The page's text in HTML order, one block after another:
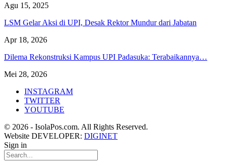
Agu 15, 2025
LSM Gelar Aksi di UPI, Desak Rektor Mundur dari Jabatan
Apr 18, 2026
Dilema Rekonstruksi Kampus UPI Padasuka: Terabaikannya…
Mei 28, 2026
INSTAGRAM
TWITTER
YOUTUBE
© 2026 - IsolaPos.com. All Rights Reserved.
Website DEVELOPER: DIGINET
Sign in